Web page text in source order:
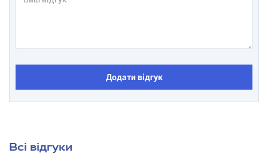
Додати відгук
Всі відгуки